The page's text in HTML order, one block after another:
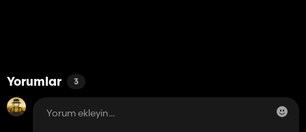
Yorumlar 3